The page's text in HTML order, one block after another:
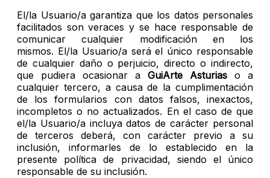
El/la Usuario/a garantiza que los datos personales
facilitados son veraces y se hace responsable de
comunicar cualquier modificación en los
mismos. El/la Usuario/a será el único responsable
de cualquier daño o perjuicio, directo o indirecto,
que pudiera ocasionar a GuiArte Asturias o a
cualquier tercero, a causa de la cumplimentación
de los formularios con datos falsos, inexactos,
incompletos o no actualizados. En el caso de que
el/la Usuario/a incluya datos de carácter personal
de terceros deberá, con carácter previo a su
inclusión, informarles de lo establecido en la
presente política de privacidad, siendo el único
responsable de su inclusión.